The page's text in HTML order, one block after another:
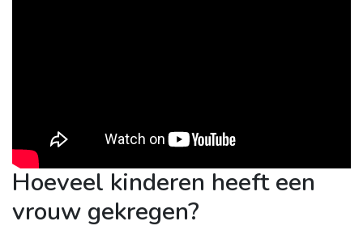
Hoeveel kinderen heeft een
vrouw gekregen?